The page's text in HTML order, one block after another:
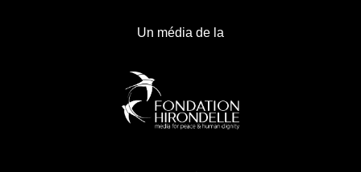
Un média de la